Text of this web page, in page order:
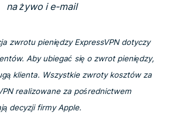
na żywo i e-mail
zwrotu pieniędzy ExpressVPN dotyczy
Aby ubiegać się o zwrot pieniędzy,
klienta. Wszystkie zwroty kosztów za
realizowane za pośrednictwem
decyzji firmy Apple.